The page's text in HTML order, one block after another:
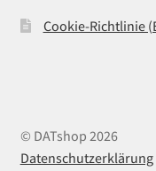
Cookie-Richtlinie
© DATshop 2026
Datenschutzerklärung